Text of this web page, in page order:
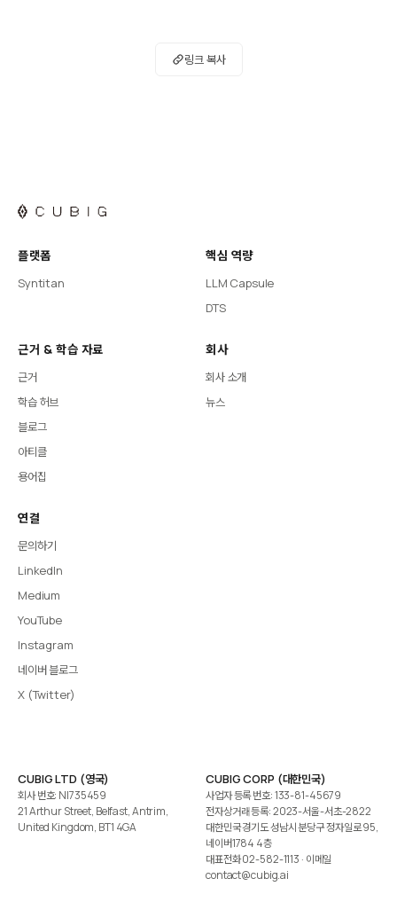
링크 복사
플랫폼
Syntitan
핵심 역량
LLM Capsule
DTS
근거 & 학습 자료
근거
학습 허브
블로그
아티클
용어집
회사
회사 소개
뉴스
연결
문의하기
LinkedIn
Medium
YouTube
Instagram
네이버 블로그
X (Twitter)
CUBIG LTD (영국)
회사 번호: NI735459
21 Arthur Street, Belfast, Antrim,
United Kingdom, BT1 4GA
CUBIG CORP (대한민국)
사업자 등록 번호: 133-81-45679
전자상거래 등록: 2023-서울-서초-2822
대한민국 경기도 성남시 분당구 정자일로 95,
네이버1784 4층
대표전화02-582-1113 · 이메일
contact@cubig.ai